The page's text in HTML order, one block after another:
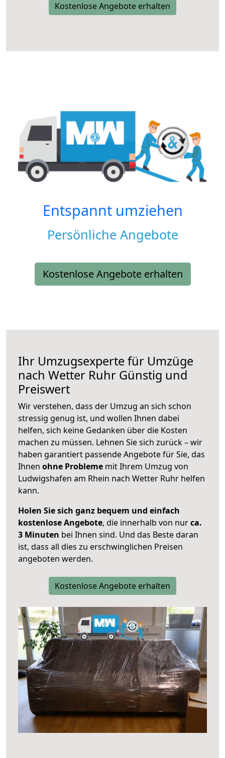
Kostenlose Angebote erhalten
Entspannt umziehen
Persönliche Angebote
Kostenlose Angebote erhalten
Ihr Umzugsexperte für Umzüge
nach Wetter Ruhr Günstig und
Preiswert
Wir verstehen, dass der Umzug an sich schon
stressig genug ist, und wollen Ihnen dabei
helfen, sich keine Gedanken über die Kosten
machen zu müssen. Lehnen Sie sich zurück – wir
haben garantiert passende Angebote für Sie, das
Ihnen ohne Probleme mit Ihrem Umzug von
Ludwigshafen am Rhein nach Wetter Ruhr helfen
kann.
Holen Sie sich ganz bequem und einfach
kostenlose Angebote, die innerhalb von nurca.
3 Minuten bei Ihnen sind. Und das Beste daran
ist, dass all dies zu erschwinglichen Preisen
angeboten werden.
Kostenlose Angebote erhalten